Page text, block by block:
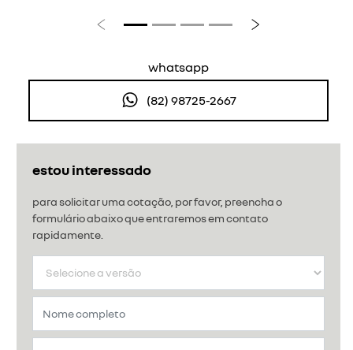
estou interessado
para solicitar uma cotação, por favor, preencha o
formulário abaixo que entraremos em contato
rapidamente.
Anterior Próximo
whatsapp
(82) 98725-2667